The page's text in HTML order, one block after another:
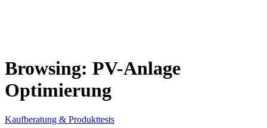
Browsing: PV-Anlage
Optimierung
Kaufberatung & Produkttests